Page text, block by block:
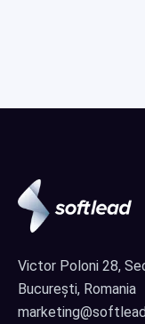
Victor Poloni 28,
București, Romania